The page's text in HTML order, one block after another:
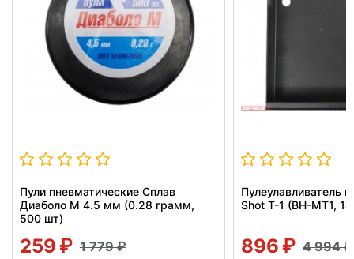
Пули пневматические Сплав
Диаболо М 4.5 мм (0.28 грамм,
500 шт)
259 1 779
Пулеулавливатель
Shot T-1 (BH-MT1,
896 4 994